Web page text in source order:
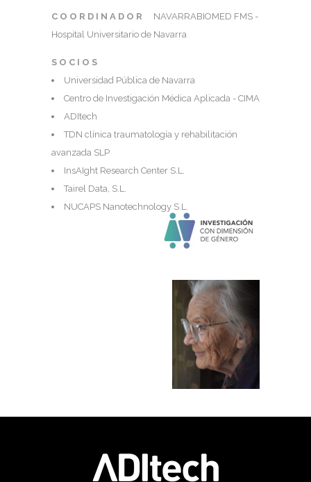
COORDINADOR
NAVARRABIOMED FMS -
Hospital Universitario de Navarra
SOCIOS
Universidad Pública de Navarra
Centro de Investigación Médica Aplicada - CIMA
ADItech
TDN clínica traumatología y rehabilitación
avanzada SLP
InsAIght Research Center S.L.
Tairel Data, S.L.
NUCAPS Nanotechnology S.L.